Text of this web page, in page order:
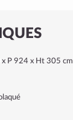
x P 924 x Ht 305 cm